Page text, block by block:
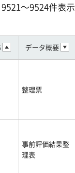
～9524件表示
データ概要
整理票
事前評価結果整
理表